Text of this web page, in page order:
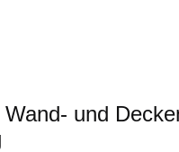
und